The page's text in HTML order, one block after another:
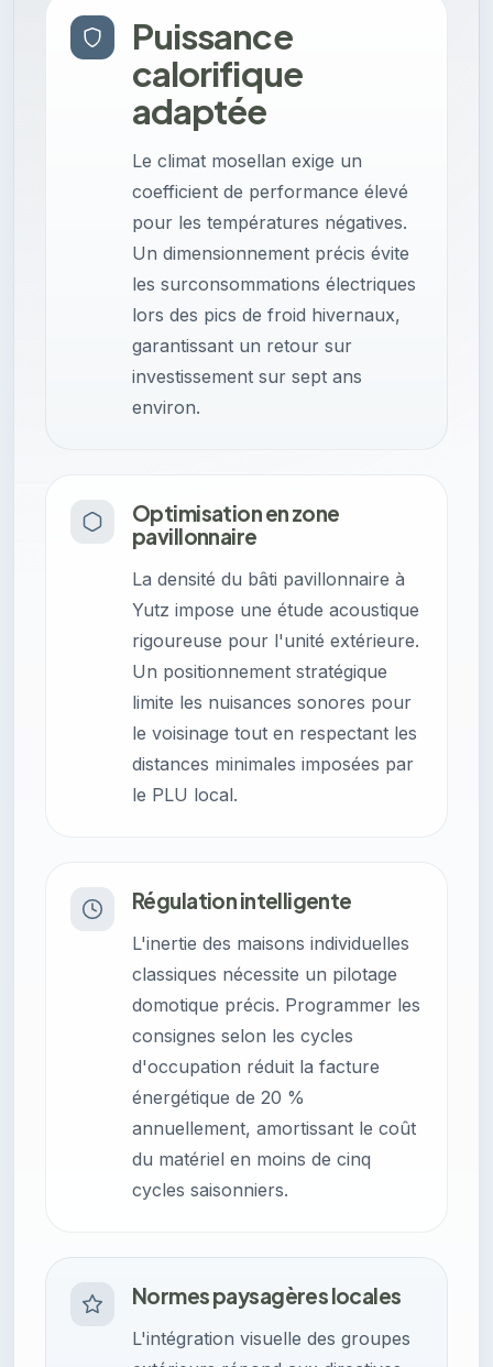
Puissance
calorifique
adaptée
Le climat mosellan exige un
coefficient de performance élevé
pour les températures négatives.
Un dimensionnement précis évite
les surconsommations électriques
lors des pics de froid hivernaux,
garantissant un retour sur
investissement sur sept ans
environ.
Optimisation en zone
pavillonnaire
La densité du bâti pavillonnaire à
Yutz impose une étude acoustique
rigoureuse pour l'unité extérieure.
Un positionnement stratégique
limite les nuisances sonores pour
le voisinage tout en respectant les
distances minimales imposées par
le PLU local.
Régulation intelligente
L'inertie des maisons individuelles
classiques nécessite un pilotage
domotique précis. Programmer les
consignes selon les cycles
d'occupation réduit la facture
énergétique de 20 %
annuellement, amortissant le coût
du matériel en moins de cinq
cycles saisonniers.
Normes paysagères locales
L'intégration visuelle des groupes